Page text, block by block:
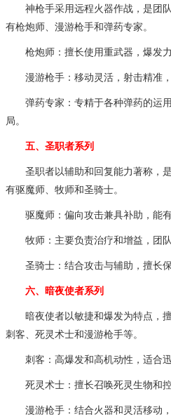
神枪手采用远程火器作战，是团
有枪炮师、漫游枪手和弹药专家。
枪炮师：擅长使用重武器，爆发
漫游枪手：移动灵活，射击精准
弹药专家：专精于各种弹药的运
局。
五、圣职者系列
圣职者以辅助和回复能力著称，
有驱魔师、牧师和圣骑士。
驱魔师：偏向攻击兼具补助，能
牧师：主要负责治疗和增益，团
圣骑士：结合攻击与辅助，擅长
六、暗夜使者系列
暗夜使者以敏捷和爆发为特点，
刺客、死灵术士和漫游枪手等。
刺客：高爆发和高机动性，适合
死灵术士：擅长召唤死灵生物和
漫游枪手：结合火器和灵活移动